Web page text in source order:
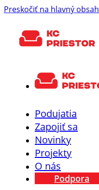
Preskočiť na hlavný obsah
Podujatia
Zapojiť sa
Novinky
Projekty
O nás
Podpora